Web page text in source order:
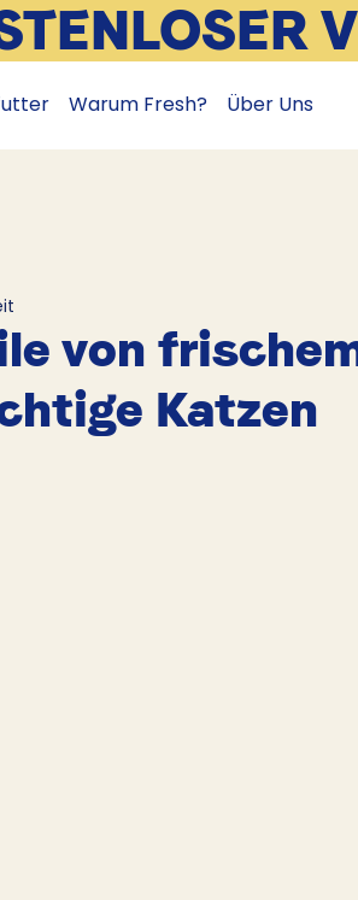
Warum Fresh? Über Uns
von
Katzen